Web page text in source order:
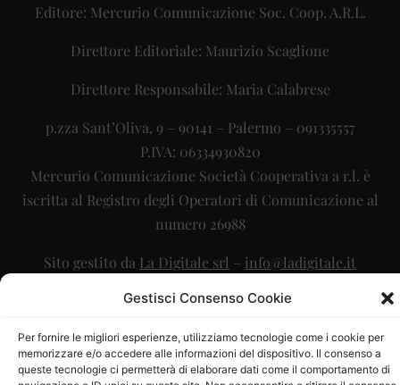
Gestisci Consenso Cookie
Per fornire le migliori esperienze, utilizziamo tecnologie come i cookie per
memorizzare e/o accedere alle informazioni del dispositivo. Il consenso a
queste tecnologie ci permetterà di elaborare dati come il comportamento di
Editore: Mercurio Comunicazione Soc. Coop. A.R.L.
Direttore Editoriale: Maurizio Scaglione
Direttore Responsabile: Maria Calabrese
p.zza Sant’Oliva, 9 – 90141 – Palermo – 091335557
P.IVA: 06334930820
Mercurio Comunicazione Società Cooperativa a r.l. è
iscritta al Registro degli Operatori di Comunicazione al
numero 26988
Sito gestito da La Digitale srl – info@ladigitale.it